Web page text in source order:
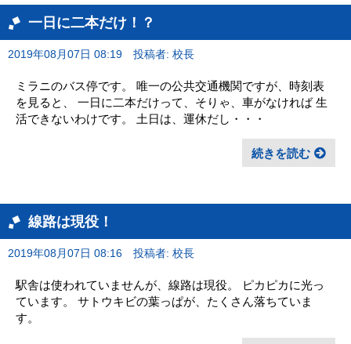
一日に二本だけ！？
2019年08月07日 08:19 投稿者: 校長
ミラニのバス停です。 唯一の公共交通機関ですが、時刻表
を見ると、 一日に二本だけって、そりゃ、車がなければ 生
活できないわけです。 土日は、運休だし・・・
続きを読む
線路は現役！
2019年08月07日 08:16 投稿者: 校長
駅舎は使われていませんが、線路は現役。 ピカピカに光っ
ています。 サトウキビの葉っぱが、たくさん落ちていま
す。